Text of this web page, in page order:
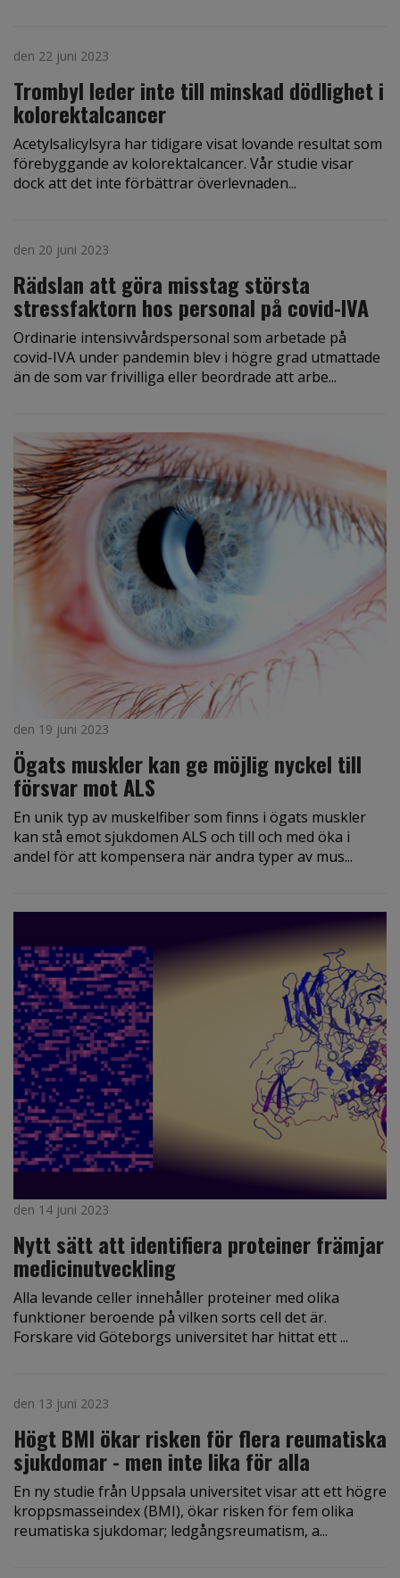
den 22 juni 2023
Trombyl leder inte till minskad dödlighet i
kolorektalcancer
Acetylsalicylsyra har tidigare visat lovande resultat som
förebyggande av kolorektalcancer. Vår studie visar
dock att det inte förbättrar överlevnaden...
den 20 juni 2023
Rädslan att göra misstag största
stressfaktorn hos personal på covid-IVA
Ordinarie intensivvårdspersonal som arbetade på
covid-IVA under pandemin blev i högre grad utmattade
än de som var frivilliga eller beordrade att arbe...
den 19 juni 2023
Ögats muskler kan ge möjlig nyckel till
försvar mot ALS
En unik typ av muskelfiber som finns i ögats muskler
kan stå emot sjukdomen ALS och till och med öka i
andel för att kompensera när andra typer av mus...
den 14 juni 2023
Nytt sätt att identifiera proteiner främjar
medicinutveckling
Alla levande celler innehåller proteiner med olika
funktioner beroende på vilken sorts cell det är.
Forskare vid Göteborgs universitet har hittat ett ...
den 13 juni 2023
Högt BMI ökar risken för flera reumatiska
sjukdomar - men inte lika för alla
En ny studie från Uppsala universitet visar att ett högre
kroppsmasseindex (BMI), ökar risken för fem olika
reumatiska sjukdomar; ledgångsreumatism, a...